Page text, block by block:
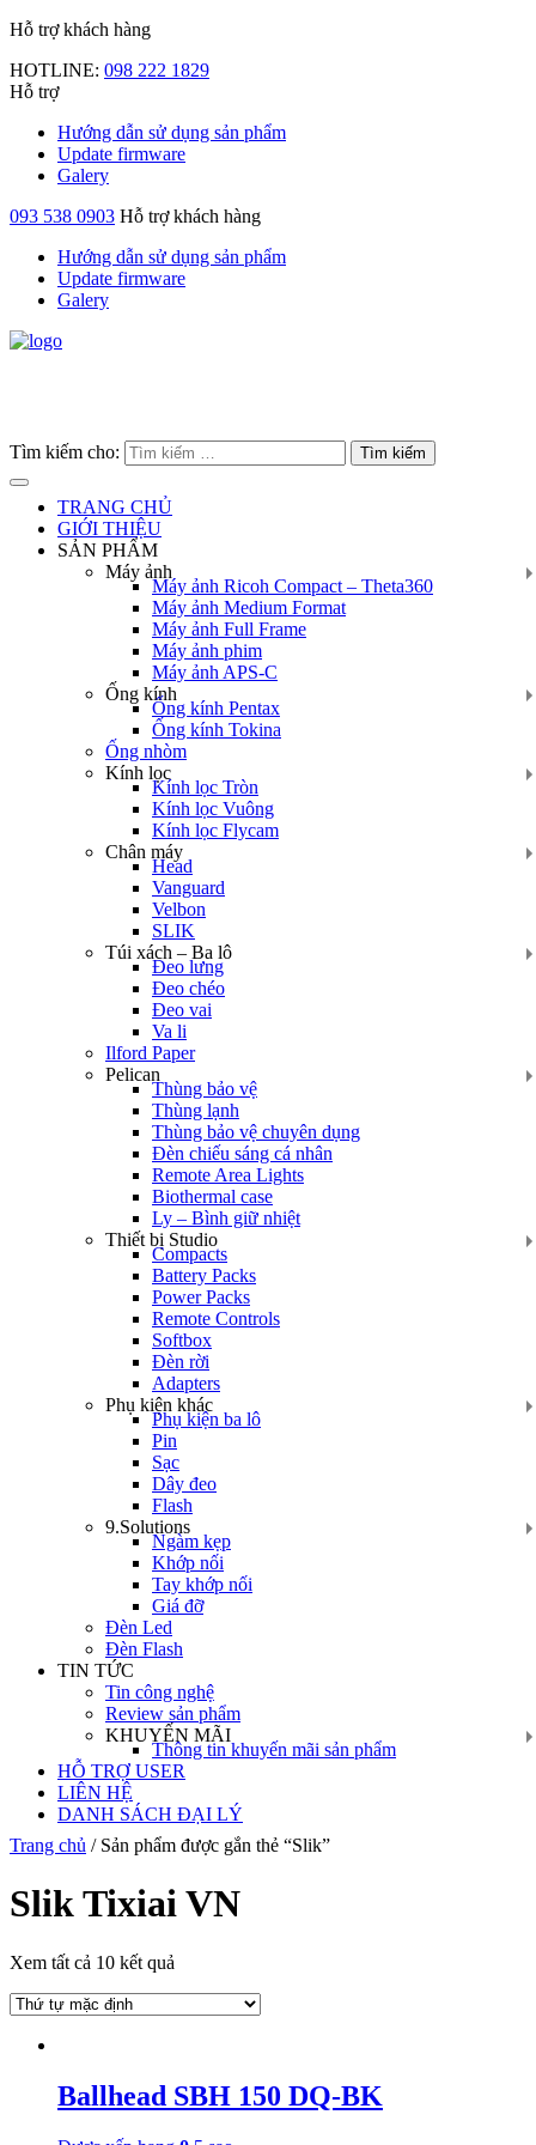
Hỗ trợ khách hàng
HOTLINE: 098 222 1829
Hỗ trợ
Hướng dẫn sử dụng sản phẩm
Update firmware
Galery
093 538 0903 Hỗ trợ khách hàng
Hướng dẫn sử dụng sản phẩm
Update firmware
Galery
Tìm kiếm cho:
TRANG CHỦ
GIỚI THIỆU
SẢN PHẨM
Máy ảnh
Máy ảnh Ricoh Compact – Theta360
Máy ảnh Medium Format
Máy ảnh Full Frame
Máy ảnh phim
Máy ảnh APS-C
Ống kính
Ống kính Pentax
Ống kính Tokina
Ống nhòm
Kính lọc
Kính lọc Tròn
Kính lọc Vuông
Kính lọc Flycam
Chân máy
Head
Vanguard
Velbon
SLIK
Túi xách – Ba lô
Đeo lưng
Đeo chéo
Đeo vai
Va li
Ilford Paper
Pelican
Thùng bảo vệ
Thùng lạnh
Thùng bảo vệ chuyên dụng
Đèn chiếu sáng cá nhân
Remote Area Lights
Biothermal case
Ly – Bình giữ nhiệt
Thiết bị Studio
Compacts
Battery Packs
Power Packs
Remote Controls
Softbox
Đèn rời
Adapters
Phụ kiện khác
Phụ kiện ba lô
Pin
Sạc
Dây đeo
Flash
9.Solutions
Ngàm kẹp
Khớp nối
Tay khớp nối
Giá đỡ
Đèn Led
Đèn Flash
TIN TỨC
Tin công nghệ
Review sản phẩm
KHUYẾN MÃI
Thông tin khuyến mãi sản phẩm
HỖ TRỢ USER
LIÊN HỆ
DANH SÁCH ĐẠI LÝ
Trang chủ / Sản phẩm được gắn thẻ “Slik”
Slik Tixiai VN
Xem tất cả 10 kết quả
Ballhead SBH 150 DQ-BK